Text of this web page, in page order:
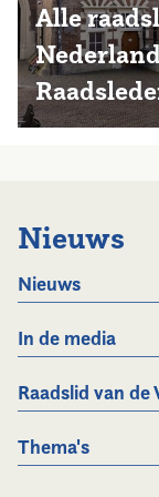
Alle
Nieuws
Nieuws
In de media
Raadslid van de
Thema's